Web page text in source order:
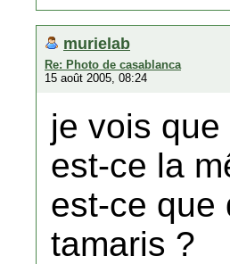
murielab
Re: Photo de casablanca
15 août 2005, 08:24
je vois
est-ce la
est-ce que
tamaris ?